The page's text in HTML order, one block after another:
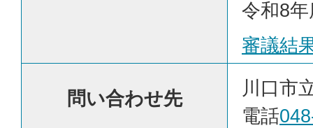
令和8年
審議結
問い合わせ先
川口市
電話